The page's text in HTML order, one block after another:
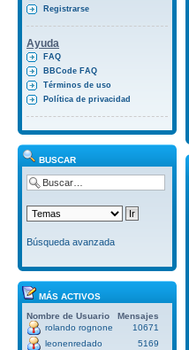
Registrarse
Ayuda
FAQ
BBCode FAQ
Términos de uso
Política de privacidad
BUSCAR
Búsqueda avanzada
MÁS ACTIVOS
Nombre de Usuario
Mensajes
rolando rognone
10671
leonenredado
5169